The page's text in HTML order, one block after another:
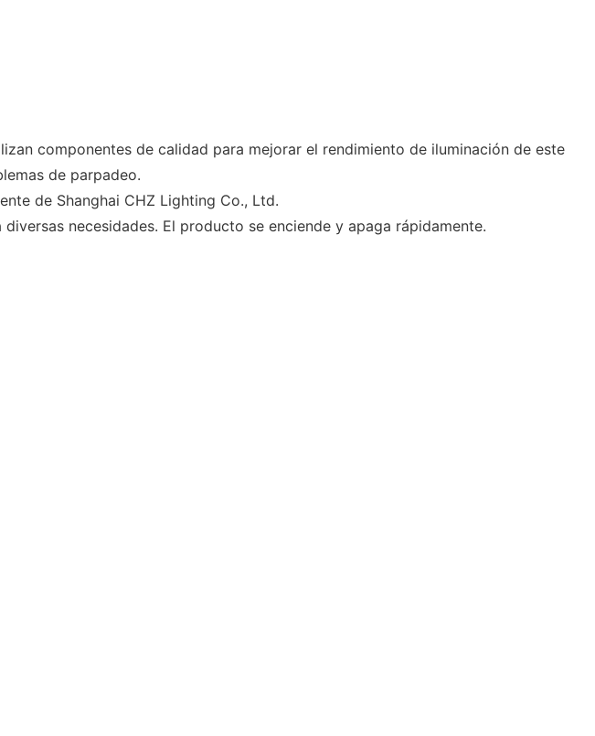
componentes de calidad para mejorar el rendimiento de iluminación de este
de parpadeo.
de Shanghai CHZ Lighting Co., Ltd.
necesidades. El producto se enciende y apaga rápidamente.